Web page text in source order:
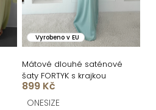
Vyrobeno v EU
Mátové dlouhé saténové
šaty FORTYK s krajkou
899 Kč
ONESIZE